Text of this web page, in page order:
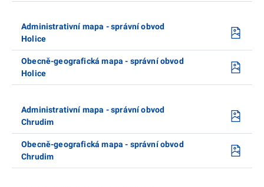
Administrativní mapa - správní obvod
Holice
Obecně-geografická mapa - správní obvod
Holice
Administrativní mapa - správní obvod
Chrudim
Obecně-geografická mapa - správní obvod
Chrudim